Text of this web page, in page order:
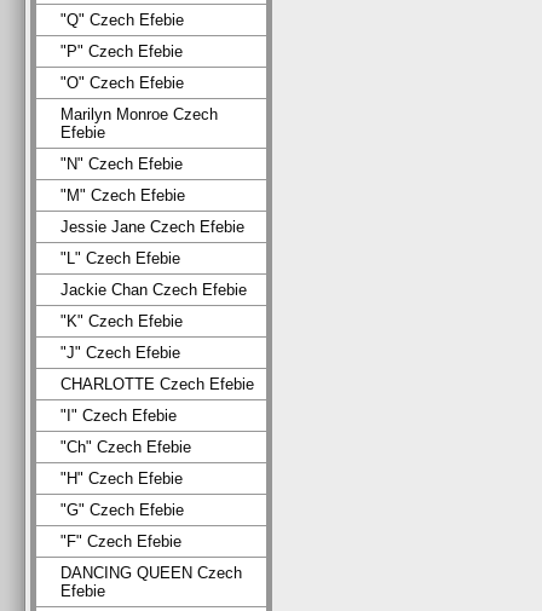
"Q" Czech Efebie
"P" Czech Efebie
"O" Czech Efebie
Marilyn Monroe Czech
Efebie
"N" Czech Efebie
"M" Czech Efebie
Jessie Jane Czech Efebie
"L" Czech Efebie
Jackie Chan Czech Efebie
"K" Czech Efebie
"J" Czech Efebie
CHARLOTTE Czech Efebie
"I" Czech Efebie
"Ch" Czech Efebie
"H" Czech Efebie
"G" Czech Efebie
"F" Czech Efebie
DANCING QUEEN Czech
Efebie